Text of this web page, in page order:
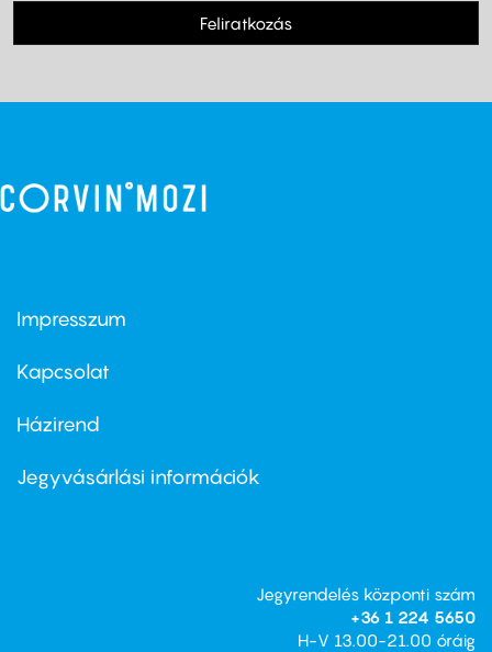
Feliratkozás
Footer
first
Impresszum
Kapcsolat
Footer
second
Házirend
Jegyvásárlási információk
Jegyrendelés központi szám
+36 1 224 5650
H-V 13.00-21.00 óráig